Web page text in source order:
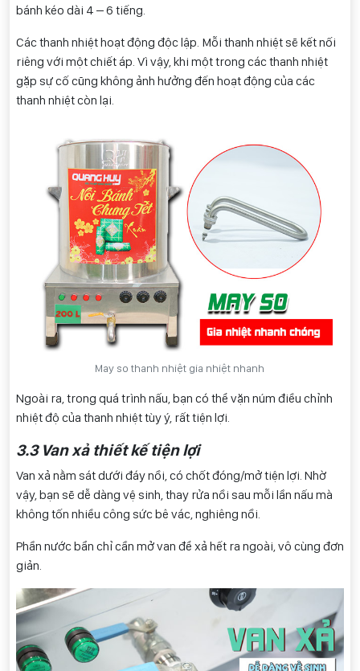
bánh kéo dài 4 – 6 tiếng.
Các thanh nhiệt hoạt động độc lập. Mỗi thanh nhiệt sẽ kết nối
riêng với một chiết áp. Vì vậy, khi một trong các thanh nhiệt
gặp sự cố cũng không ảnh hưởng đến hoạt động của các
thanh nhiệt còn lại.
May so thanh nhiệt gia nhiệt nhanh
Ngoài ra, trong quá trình nấu, bạn có thể vặn núm điều chỉnh
nhiệt độ của thanh nhiệt tùy ý, rất tiện lợi.
3.3 Van xả thiết kế tiện lợi
Van xả nằm sát dưới đáy nồi, có chốt đóng/mở tiện lợi. Nhờ
vậy, bạn sẽ dễ dàng vệ sinh, thay rửa nồi sau mỗi lần nấu mà
không tốn nhiều công sức bê vác, nghiêng nồi.
Phần nước bẩn chỉ cần mở van để xả hết ra ngoài, vô cùng đơn
giản.